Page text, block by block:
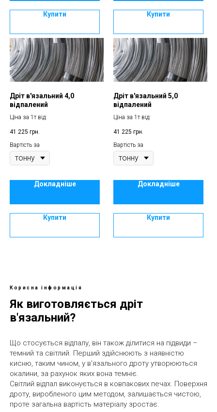
Купити Купити
Дріт в'язальний 4,0
відпалений
Ціна за 1т від:
41 225 грн.
Вартість за
Докладніше
Купити
Дріт в'язальний 5,0
відпалений
Ціна за 1т від:
41 225 грн.
Вартість за
Докладніше
Купити
Корисна інформація
Як виготовляється дріт
в'язальний?
Що стосується відпалу, він також ділитися на підвиди –
темний та світлий. Перший здійснюють з наявністю
кисню, таким чином, у в'язального дроту утворюються
окалини, за рахунок яких вона темніє.
Світлий відпал виконується в ковпакових печах. Поверхня
дроту, виробленого цим методом, залишається чистою,
проте загальна вартість матеріалу зростає.